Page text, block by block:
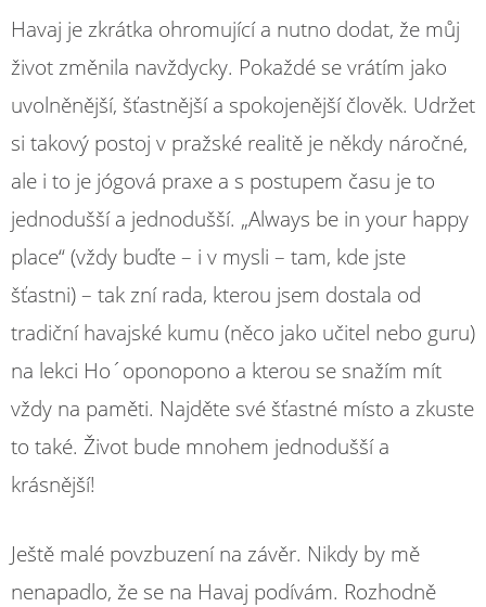
Havaj je zkrátka ohromující a nutno dodat, že můj
život změnila navždycky. Pokaždé se vrátím jako
uvolněnější, šťastnější a spokojenější člověk. Udržet
si takový postoj v pražské realitě je někdy náročné,
ale i to je jógová praxe a s postupem času je to
jednodušší a jednodušší. „Always be in your happy
place“ (vždy buďte – i v mysli – tam, kde jste
šťastni) – tak zní rada, kterou jsem dostala od
tradiční havajské kumu (něco jako učitel nebo guru)
na lekci Ho´oponopono a kterou se snažím mít
vždy na paměti. Najděte své šťastné místo a zkuste
to také. Život bude mnohem jednodušší a
krásnější!
Ještě malé povzbuzení na závěr. Nikdy by mě
nenapadlo, že se na Havaj podívám. Rozhodně